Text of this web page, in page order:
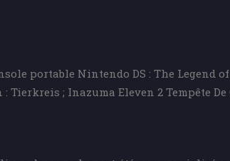
portable Nintendo DS : The Legend
Tierkreis ; Inazuma Eleven 2 Tempête De